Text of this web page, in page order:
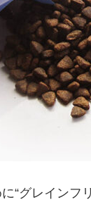
“グレインフ